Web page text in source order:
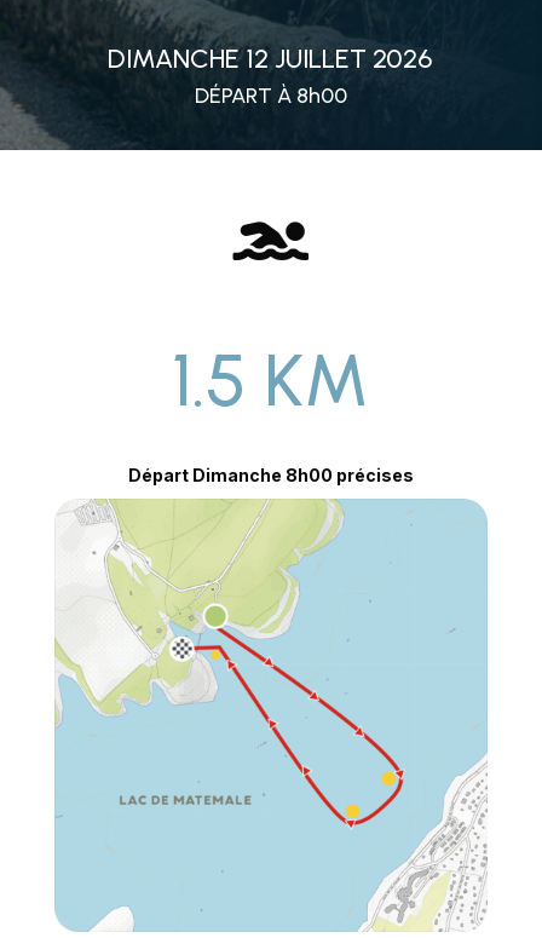
DIMANCHE 12 JUILLET 2026
DÉPART À 8h00

1.5 KM
Départ Dimanche 8h00 précises